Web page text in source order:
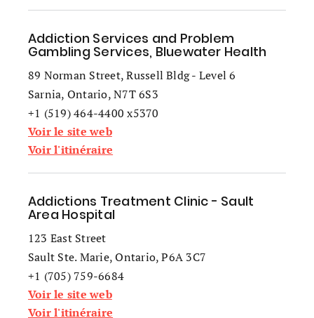
Addiction Services and Problem
Gambling Services, Bluewater Health
89 Norman Street, Russell Bldg - Level 6
Sarnia, Ontario, N7T 6S3
+1 (519) 464-4400 x5370
Voir le site web
Voir l'itinéraire
Addictions Treatment Clinic - Sault
Area Hospital
123 East Street
Sault Ste. Marie, Ontario, P6A 3C7
+1 (705) 759-6684
Voir le site web
Voir l'itinéraire